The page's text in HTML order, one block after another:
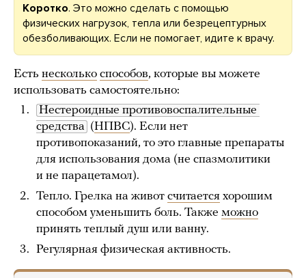
Коротко. Это можно сделать с помощью
физических нагрузок, тепла или безрецептурных
обезболивающих. Если не помогает, идите к врачу.
Есть несколько способов, которые вы можете
использовать самостоятельно:
Нестероидные противовоспалительные
средства (НПВС). Если нет
противопоказаний, то это главные препараты
для использования дома (не спазмолитики
и не парацетамол).
Тепло. Грелка на живот считается хорошим
способом уменьшить боль. Также можно
принять теплый душ или ванну.
Регулярная физическая активность.